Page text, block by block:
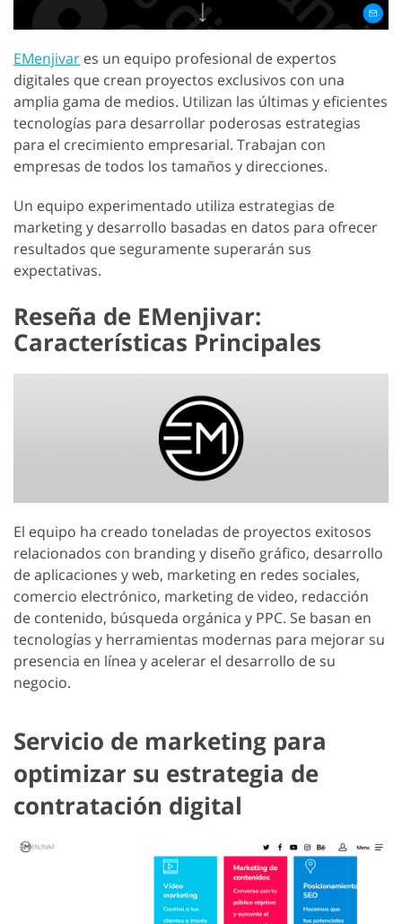
EMenjivar es un equipo profesional de expertos
digitales que crean proyectos exclusivos con una
amplia gama de medios. Utilizan las últimas y eficientes
tecnologías para desarrollar poderosas estrategias
para el crecimiento empresarial. Trabajan con
empresas de todos los tamaños y direcciones.
Un equipo experimentado utiliza estrategias de
marketing y desarrollo basadas en datos para ofrecer
resultados que seguramente superarán sus
expectativas.
Reseña de EMenjivar:
Características Principales
El equipo ha creado toneladas de proyectos exitosos
relacionados con branding y diseño gráfico, desarrollo
de aplicaciones y web, marketing en redes sociales,
comercio electrónico, marketing de video, redacción
de contenido, búsqueda orgánica y PPC. Se basan en
tecnologías y herramientas modernas para mejorar su
presencia en línea y acelerar el desarrollo de su
negocio.
Servicio de marketing para
optimizar su estrategia de
contratación digital